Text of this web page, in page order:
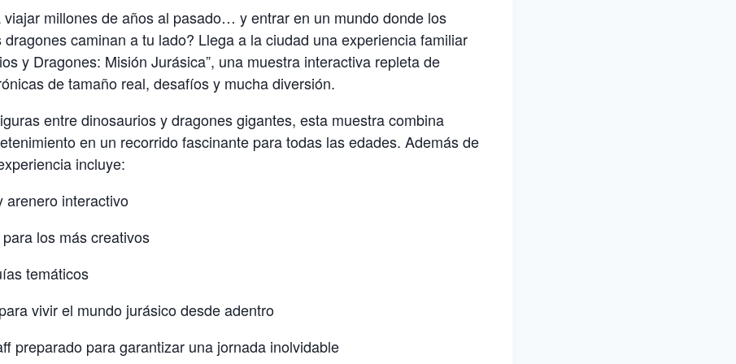
viajar millones de años al pasado… y entrar en un mundo donde los
caminan a tu lado? Llega a la ciudad una experiencia familiar
y Dragones: Misión Jurásica”, una muestra interactiva repleta de
de tamaño real, desafíos y mucha diversión.
entre dinosaurios y dragones gigantes, esta muestra combina
en un recorrido fascinante para todas las edades. Además de
incluye:
arenero interactivo
los más creativos
temáticos
vivir el mundo jurásico desde adentro
preparado para garantizar una jornada inolvidable